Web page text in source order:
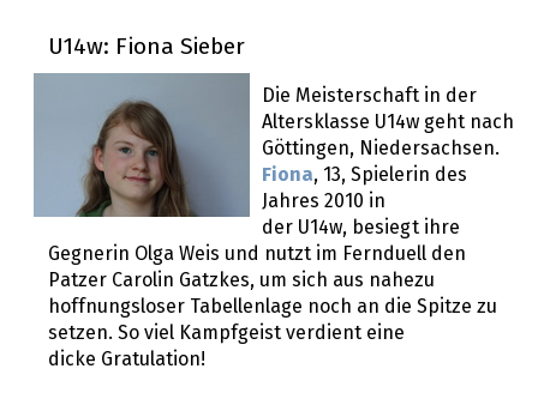
U14w: Fiona Sieber
Die Meisterschaft in der
Altersklasse U14w geht nach
Göttingen, Niedersachsen.
Fiona, 13, Spielerin des
Jahres 2010 in
der U14w, besiegt ihre
Gegnerin Olga Weis und nutzt im Fernduell den
Patzer Carolin Gatzkes, um sich aus nahezu
hoffnungsloser Tabellenlage noch an die Spitze zu
setzen. So viel Kampfgeist verdient eine
dicke Gratulation!